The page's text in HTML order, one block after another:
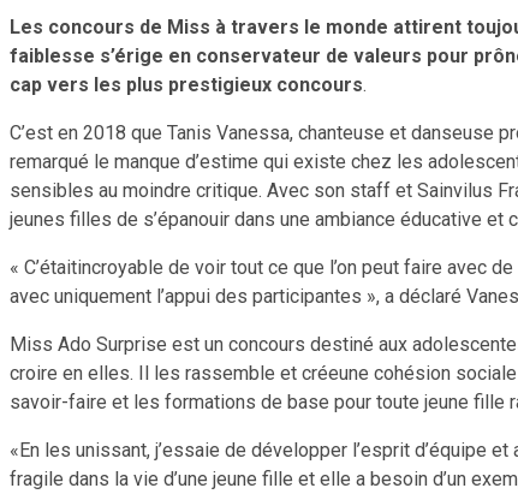
Les concours de Miss à travers le monde attirent
faiblesse s’érige en conservateur de valeurs pour
cap vers les plus prestigieux concours.
C’est en 2018 que Tanis Vanessa, chanteuse et danseuse
remarqué le manque d’estime qui existe chez les
sensibles au moindre critique. Avec son staff et Sainvilus
jeunes filles de s’épanouir dans une ambiance éducative
« C’étaitincroyable de voir tout ce que l’on peut faire avec
avec uniquement l’appui des participantes », a déclaré
Miss Ado Surprise est un concours destiné aux
croire en elles. Il les rassemble et créeune cohésion
savoir-faire et les formations de base pour toute jeune fille
«En les unissant, j’essaie de développer l’esprit d’équipe
fragile dans la vie d’une jeune fille et elle a besoin d’un